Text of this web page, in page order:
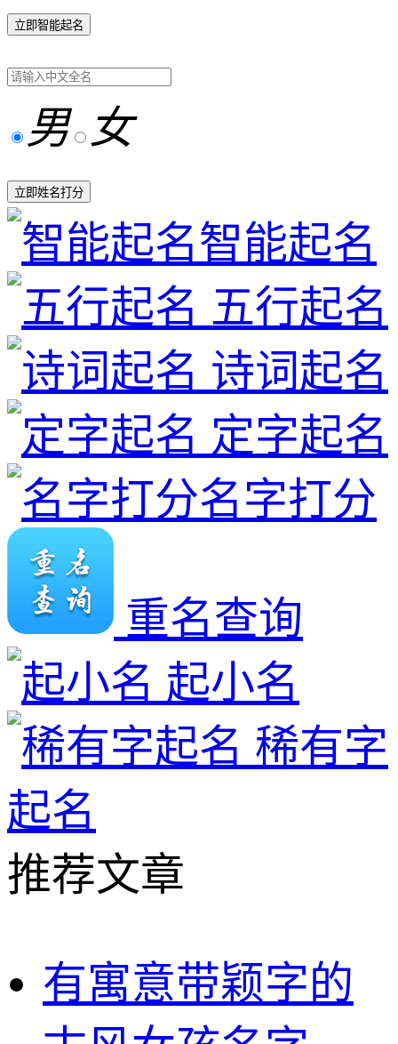
立即智能起名
男 女
立即姓名打分
智能起名
五行起名
诗词起名
定字起名
名字打分
重名查询
起小名
稀有字
起名
推荐文章
有寓意带颖字的